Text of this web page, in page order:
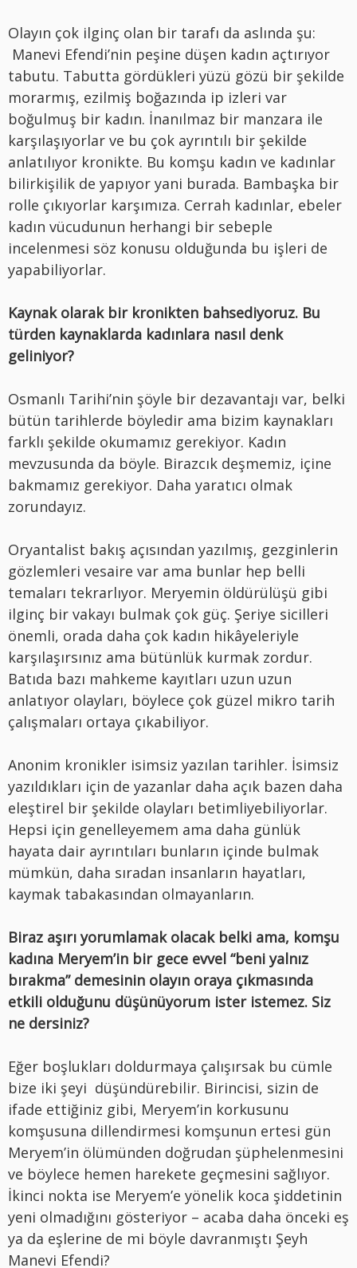
Olayın çok ilginç olan bir tarafı da aslında şu:
Manevi Efendi’nin peşine düşen kadın açtırıyor
tabutu. Tabutta gördükleri yüzü gözü bir şekilde
morarmış, ezilmiş boğazında ip izleri var
boğulmuş bir kadın. İnanılmaz bir manzara ile
karşılaşıyorlar ve bu çok ayrıntılı bir şekilde
anlatılıyor kronikte. Bu komşu kadın ve kadınlar
bilirkişilik de yapıyor yani burada. Bambaşka bir
rolle çıkıyorlar karşımıza. Cerrah kadınlar, ebeler
kadın vücudunun herhangi bir sebeple
incelenmesi söz konusu olduğunda bu işleri de
yapabiliyorlar.
Kaynak olarak bir kronikten bahsediyoruz. Bu
türden kaynaklarda kadınlara nasıl denk
geliniyor?
Osmanlı Tarihi’nin şöyle bir dezavantajı var, belki
bütün tarihlerde böyledir ama bizim kaynakları
farklı şekilde okumamız gerekiyor. Kadın
mevzusunda da böyle. Birazcık deşmemiz, içine
bakmamız gerekiyor. Daha yaratıcı olmak
zorundayız.
Oryantalist bakış açısından yazılmış, gezginlerin
gözlemleri vesaire var ama bunlar hep belli
temaları tekrarlıyor. Meryemin öldürülüşü gibi
ilginç bir vakayı bulmak çok güç. Şeriye sicilleri
önemli, orada daha çok kadın hikâyeleriyle
karşılaşırsınız ama bütünlük kurmak zordur.
Batıda bazı mahkeme kayıtları uzun uzun
anlatıyor olayları, böylece çok güzel mikro tarih
çalışmaları ortaya çıkabiliyor.
Anonim kronikler isimsiz yazılan tarihler. İsimsiz
yazıldıkları için de yazanlar daha açık bazen daha
eleştirel bir şekilde olayları betimliyebiliyorlar.
Hepsi için genelleyemem ama daha günlük
hayata dair ayrıntıları bunların içinde bulmak
mümkün, daha sıradan insanların hayatları,
kaymak tabakasından olmayanların.
Biraz aşırı yorumlamak olacak belki ama, komşu
kadına Meryem’in bir gece evvel “beni yalnız
bırakma” demesinin olayın oraya çıkmasında
etkili olduğunu düşünüyorum ister istemez. Siz
ne dersiniz?
Eğer boşlukları doldurmaya çalışırsak bu cümle
bize iki şeyi düşündürebilir. Birincisi, sizin de
ifade ettiğiniz gibi, Meryem’in korkusunu
komşusuna dillendirmesi komşunun ertesi gün
Meryem’in ölümünden doğrudan şüphelenmesini
ve böylece hemen harekete geçmesini sağlıyor.
İkinci nokta ise Meryem’e yönelik koca şiddetinin
yeni olmadığını gösteriyor – acaba daha önceki eş
ya da eşlerine de mi böyle davranmıştı Şeyh
Manevi Efendi?